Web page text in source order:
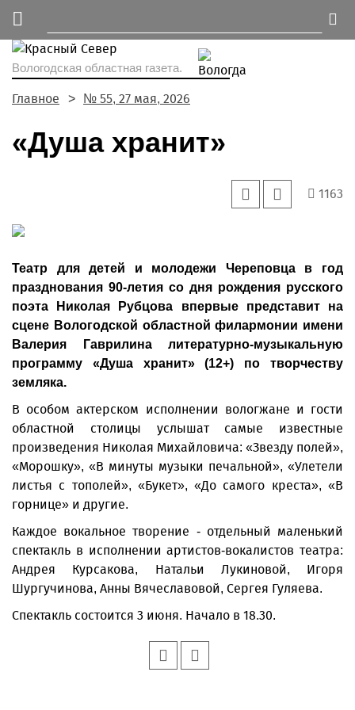
Вологодская областная газета.
Главное № 55, 27 мая, 2026
«Душа хранит»
1163
Театр для детей и молодежи Череповца в год
празднования 90-летия со дня рождения русского
поэта Николая Рубцова впервые представит на
сцене Вологодской областной филармонии имени
Валерия Гаврилина литературно-музыкальную
программу «Душа хранит» (12+) по творчеству
земляка.
В особом актерском исполнении вологжане и гости
областной столицы услышат самые известные
произведения Николая Михайловича: «Звезду полей»,
«Морошку», «В минуты музыки печальной», «Улетели
листья с тополей», «Букет», «До самого креста», «В
горнице» и другие.
Каждое вокальное творение - отдельный маленький
спектакль в исполнении артистов-вокалистов театра:
Андрея Курсакова, Натальи Лукиновой, Игоря
Шургучинова, Анны Вячеславовой, Сергея Гуляева.
Спектакль состоится 3 июня. Начало в 18.30.